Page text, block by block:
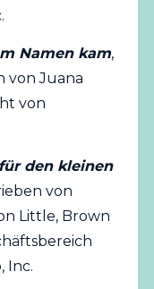
Namen kam,
von Juana
von
den kleinen
von
Little, Brown
Inc.